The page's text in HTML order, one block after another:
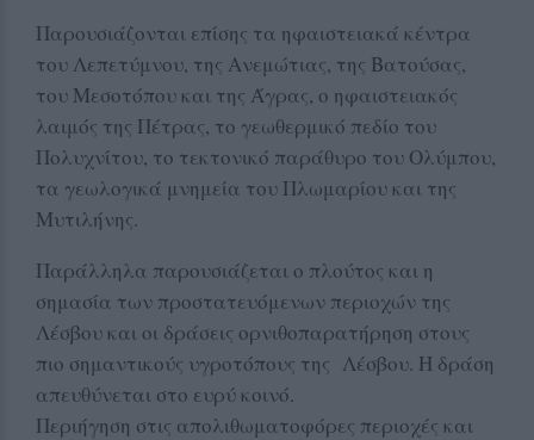
Παρουσιάζονται επίσης τα ηφαιστειακά κέντρα
του Λεπετύμνου, της Ανεμώτιας, της Βατούσας,
του Μεσοτόπου και της Άγρας, ο ηφαιστειακός
λαιμός της Πέτρας, το γεωθερμικό πεδίο του
Πολυχνίτου, το τεκτονικό παράθυρο του Ολύμπου,
τα γεωλογικά μνημεία του Πλωμαρίου και της
Μυτιλήνης.
Παράλληλα παρουσιάζεται ο πλούτος και η
σημασία των προστατευόμενων περιοχών της
Λέσβου και οι δράσεις ορνιθοπαρατήρηση στους
πιο σημαντικούς υγροτόπους της Λέσβου. Η δράση
απευθύνεται στο ευρύ κοινό.
Περιήγηση στις απολιθωματοφόρες περιοχές και